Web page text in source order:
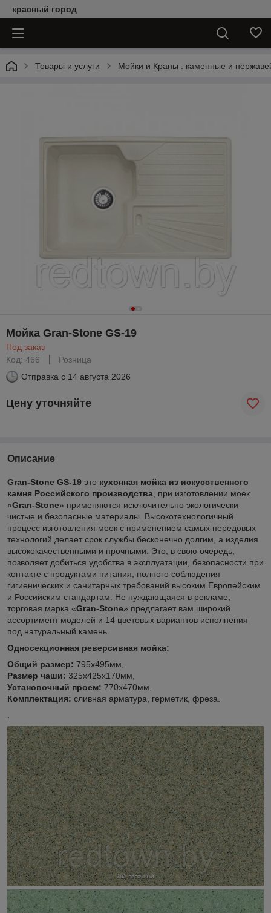
красный город
Товары и услуги Мойки и Краны : каменные и
Мойка Gran-Stone GS-19
Под заказ
Код: 466
Розница
Отправка с 14 августа 2026
Цену уточняйте
Описание
Gran-Stone GS-19 это кухонная мойка из искусственного
камня Российского производства , при изготовлении моек
«Gran-Stone» применяются исключительно экологически
чистые и безопасные материалы. Высокотехнологичный
процесс изготовления моек с применением самых передовых
технологий делает срок службы бесконечно долгим, а изделия
высококачественными и прочными. Это, в свою очередь,
позволяет добиться удобства в эксплуатации, безопасности при
контакте с продуктами питания, полного соблюдения
гигиенических и санитарных требований высоким Европейским
и Российским стандартам. Не нуждающаяся в рекламе,
торговая марка «Gran-Stone» предлагает вам широкий
ассортимент моделей и 14 цветовых вариантов исполнения
под натуральный камень.
Односекционная реверсивная мойка:
Общий размер: 795х495мм,
Размер чаши: 325х425х170мм,
Установочный проем: 770х470мм,
Комплектация: сливная арматура, герметик, фреза.